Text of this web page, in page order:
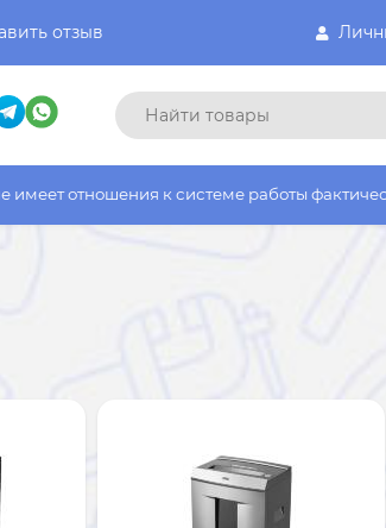
отзыв
системе работы фактического магазина.